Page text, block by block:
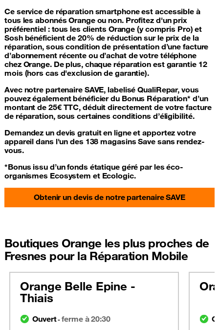
Ce service de réparation smartphoneest accessible à
tous les abonnés Orange ou non. Profitez d'un prix
préférentiel : tous les clients Orange (y compris Pro) et
Sosh bénéficient de 20% de réduction sur le prix de la
réparation, sous condition de présentation d’une facture
d’abonnement récente ou d’achat de votre téléphone
chez Orange. De plus, chaque réparation est garantie 12
mois (hors cas d'exclusion de garantie).
Avec notre partenaire SAVE, labelisé QualiRepar, vous
pouvez également bénéficier du Bonus Réparation* d’un
montant de 25€ TTC, déduit directement de votre facture
de réparation, sous certaines conditions d’éligibilité.
Demandez un devis gratuit en ligne et apportez votre
appareil dans l'un des 138 magasins Save sans rendez-
vous.
*Bonus issu d’un fonds étatique géré par les éco-
organismes Ecosystem et Ecologic.
Obtenir un devis de notre partenaire SAVE
Boutiques Orange les plus proches de
Fresnes pour la Réparation Mobile
Orange Belle Epine -
Thiais
Ouvert-ferme à 20:30